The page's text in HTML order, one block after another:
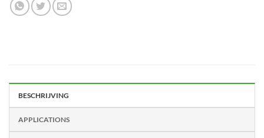
BESCHRIJVING
APPLICATIONS